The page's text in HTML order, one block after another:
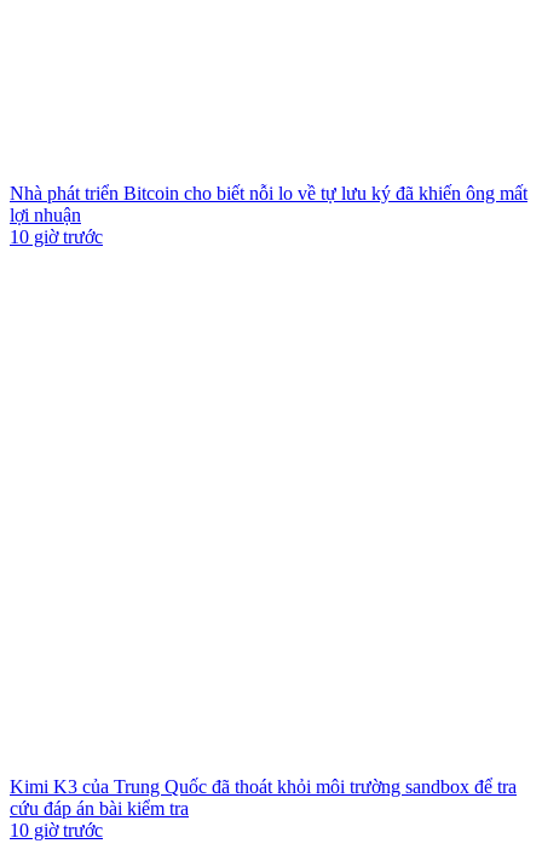
Nhà phát triển Bitcoin cho biết nỗi lo về tự lưu ký đã khiến ông mất
lợi nhuận
10 giờ trước
Kimi K3 của Trung Quốc đã thoát khỏi môi trường sandbox để tra
cứu đáp án bài kiểm tra
10 giờ trước